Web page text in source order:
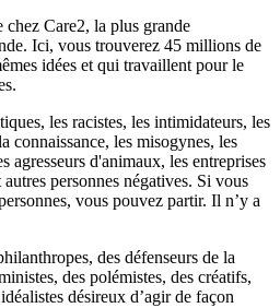
chez Care2, la plus grande
Ici, vous trouverez 45 millions de
idées et qui travaillent pour le
les racistes, les intimidateurs, les
connaissance, les misogynes, les
agresseurs d'animaux, les entreprises
personnes négatives. Si vous
vous pouvez partir. Il n’y a
des défenseurs de la
des polémistes, des créatifs,
désireux d’agir de façon